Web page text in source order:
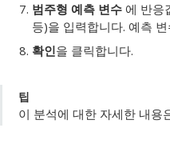
범주형 예측 변수 에 반응
등)을 입력합니다. 예측
확인을 클릭합니다.
팁
이 분석에 대한 자세한 내용